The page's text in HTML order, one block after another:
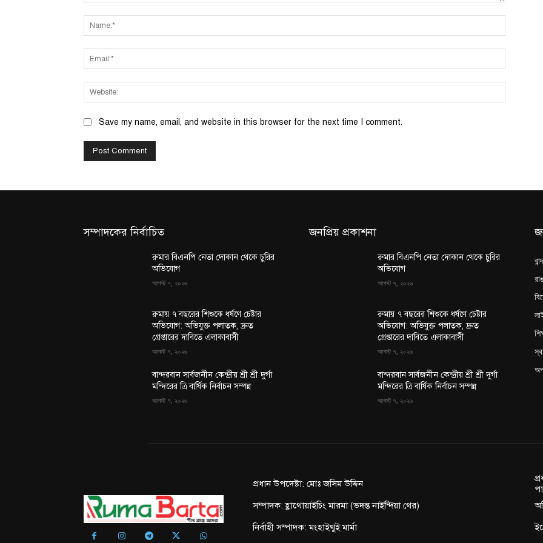
Save my name, email, and website in this browser for the next time I comment.
সম্পাদকের নির্বাচিত
রুমার বিএনপি নেতা দোকান থেকে চুরির
অভিযোগ
আগস্ট ৭, ২০২৬
রুমায় ৭ বছরের শিশুকে ধর্ষণে চেষ্টার
অভিযোগ: অভিযুক্ত পলাতক, দ্রুত
গ্রেপ্তারের দাবিতে এলাকাবাসী
আগস্ট ৭, ২০২৬
বান্দরবান সার্বজনীন কেন্দ্রীয় শ্রী শ্রী দুর্গা
মন্দিরের ত্রি বার্ষিক নির্বাচন সম্পন্ন
আগস্ট ৭, ২০২৬
জনপ্রিয় প্রকাশনা
রুমার বিএনপি নেতা দোকান থেকে চুরির
অভিযোগ
আগস্ট ৭, ২০২৬
রুমায় ৭ বছরের শিশুকে ধর্ষণে চেষ্টার
অভিযোগ: অভিযুক্ত পলাতক, দ্রুত
গ্রেপ্তারের দাবিতে এলাকাবাসী
আগস্ট ৭, ২০২৬
বান্দরবান সার্বজনীন কেন্দ্রীয় শ্রী শ্রী দুর্গা
মন্দিরের ত্রি বার্ষিক নির্বাচন সম্পন্ন
আগস্ট ৭, ২০২৬
প্রধান উপদেষ্টা: মোঃ জসিম উদ্দিন
সম্পাদক: হ্লাথোয়াইচিং মারমা (ভদন্ত নাইন্দিয়া থের)
নির্বাহী সম্পাদক: মংহাইথুই মার্মা